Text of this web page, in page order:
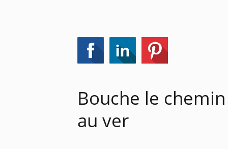
Bouche le chemin
au ver